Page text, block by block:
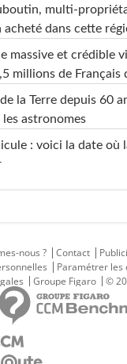
multi-
dans cette
massive et crédible
millions de Français
la Terre depuis 60
les astronomes
: voici la date où
nous ?
Contact
Paramétrer les
Groupe Figaro ©